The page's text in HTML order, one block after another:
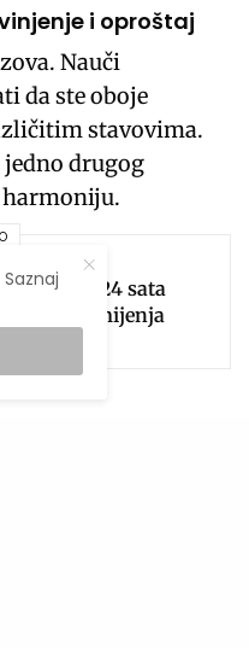
i oproštaj
Nauči
da ste oboje
stavovima.
drugog
harmoniju.
24 sata
želja koja mijenja